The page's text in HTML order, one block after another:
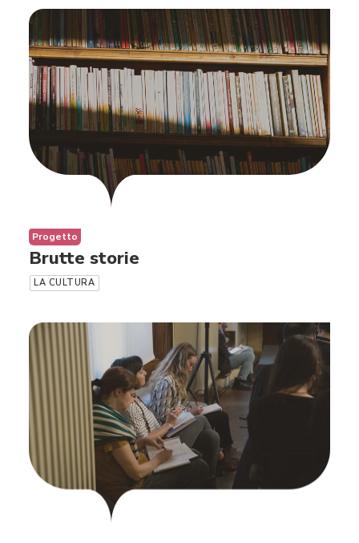
Progetto
Brutte storie
LA CULTURA